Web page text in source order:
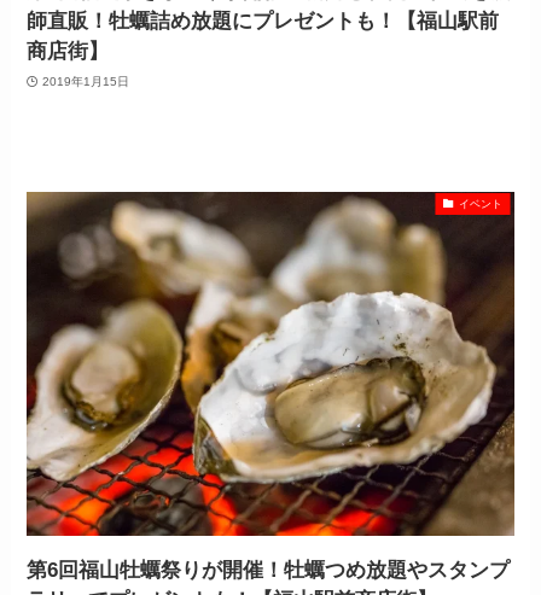
師直販！牡蠣詰め放題にプレゼントも！【福山駅前
商店街】
2019年1月15日
イベント
第6回福山牡蠣祭りが開催！牡蠣つめ放題やスタンプ